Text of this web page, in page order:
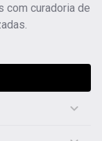
com curadoria de